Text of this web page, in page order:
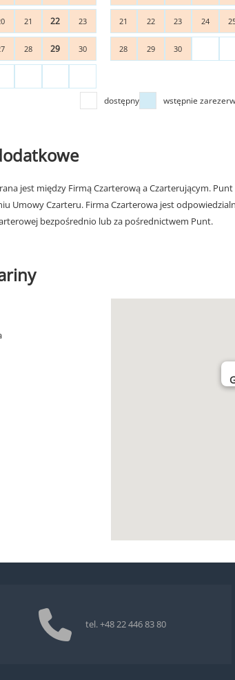
21 22 23
28 29 30
21 22 23 24
28 29 30
dostępny wstępnie
jest między Firmą Czarterową a Czarterującym.
Umowy Czarteru. Firma Czarterowa jest
bezpośrednio lub za pośrednictwem Punt.
tel.+48 22 446 83 80